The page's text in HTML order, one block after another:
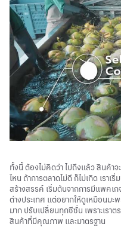
ทั้งนี้ ต้องไม่คิดว่า ไปถึงแล้ว สินค้าจ
ไหน ถ้าการตลาดไม่ดี ก็ไม่เกิด เรา
สร้างสรรค์ เริ่มต้นจากการมีแพคเก
ต่างประเทศ แต่อยากให้ดูเหมือนมะ
มาก ปรับเปลี่ยนทุกซีซั่น เพราะเรา
สินค้าที่มีคุณภาพ และมาตรฐาน